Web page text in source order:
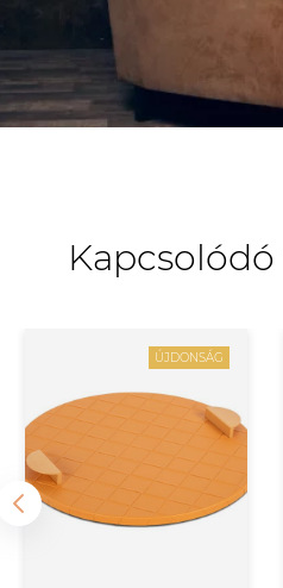
Kapcsolódó
ÚJDONSÁG